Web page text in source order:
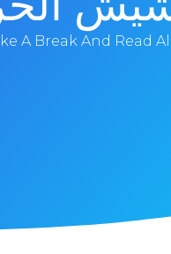
A Break And Read